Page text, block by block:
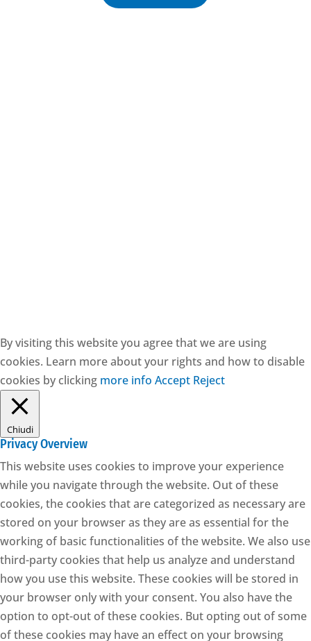
By visiting this website you agree that we are using
cookies. Learn more about your rights and how to disable
cookies by clicking more info Accept Reject
Chiudi
Privacy Overview
This website uses cookies to improve your experience
while you navigate through the website. Out of these
cookies, the cookies that are categorized as necessary are
stored on your browser as they are as essential for the
working of basic functionalities of the website. We also use
third-party cookies that help us analyze and understand
how you use this website. These cookies will be stored in
your browser only with your consent. You also have the
option to opt-out of these cookies. But opting out of some
of these cookies may have an effect on your browsing